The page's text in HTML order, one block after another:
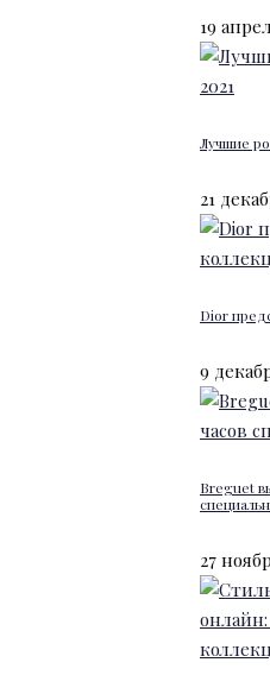
19
Лучшие
21
Dior
9
Breguet
27